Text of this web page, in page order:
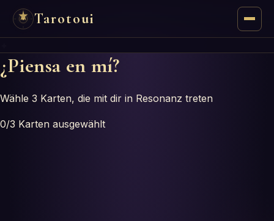
Tarotoui
Tarot
Oráculos
¿Piensa en mí?
Wähle 3 Karten, die mit dir in Resonanz treten
0/3 Karten ausgewählt